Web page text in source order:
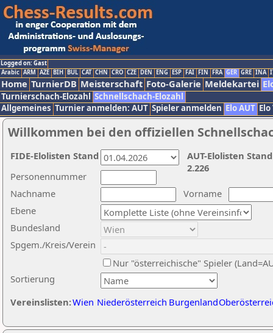
Logged on: Gast
Arabic ARM AZE BIH BUL CAT CHN CRO CZE DEN ENG ESP FAI FIN FRA GER GRE INA
Home TurnierDB Meisterschaft Foto-Galerie Meldekartei
Turnierschach-Elozahl Schnellschach-Elozahl
Allgemeines Turnier anmelden: AUT Spieler anmelden Elo AUT
Willkommen bei den offiziellen
Nachname
Vorname
Ebene
Sortierung
Personennummer
Bundesland
Spgem./Kreis/Verein
Nur "österreichische" Spieler
Vereinslisten:Wien Niederösterreich Burgenland
AUT-Elolisten
2.226
FIDE-Elolisten Stand